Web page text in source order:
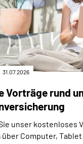
31.07.2026
Vorträge rund
unser kostenloses
Computer,